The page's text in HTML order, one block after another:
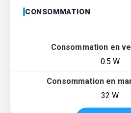
CONSOMMATION
Consommation en
0.5 W
Consommation en
32 W